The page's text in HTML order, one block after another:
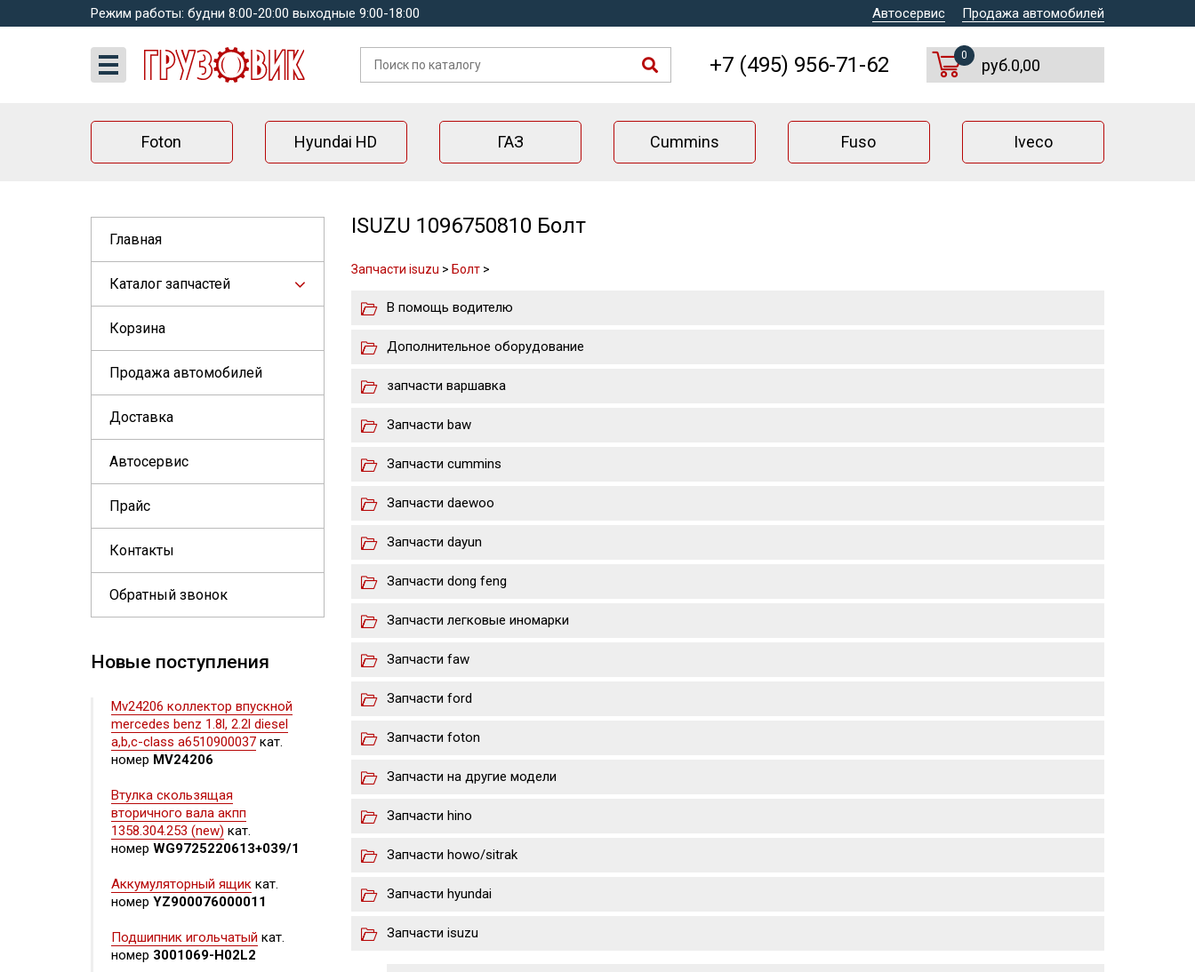
Режим работы: будни 8:00-20:00 выходные 9:00-18:00 Автосервис Продажа автомобилей
+7 (495) 956-71-62 0
руб.0,00
Foton Hyundai HD ГАЗ Cummins Fuso Iveco
Главная
Каталог запчастей
Корзина
Продажа автомобилей
Доставка
Автосервис
Прайс
Контакты
Обратный звонок
Новые поступления
Mv24206 коллектор впускной
mercedes benz 1.8l, 2.2l diesel
a,b,c-class a6510900037 кат.
номер MV24206
Втулка скользящая
вторичного вала акпп
1358.304.253 (new) кат.
номер WG9725220613+039/1
Аккумуляторный ящик кат.
номер YZ900076000011
Подшипник игольчатый кат.
номер 3001069-H02L2
ISUZU 1096750810 Болт
Запчасти isuzu > Болт>
В помощь водителю
Дополнительное оборудование
запчасти варшавка
Запчасти baw
Запчасти cummins
Запчасти daewoo
Запчасти dayun
Запчасти dong feng
Запчасти легковые иномарки
Запчасти faw
Запчасти ford
Запчасти foton
Запчасти на другие модели
Запчасти hino
Запчасти howo/sitrak
Запчасти hyundai
Запчасти isuzu